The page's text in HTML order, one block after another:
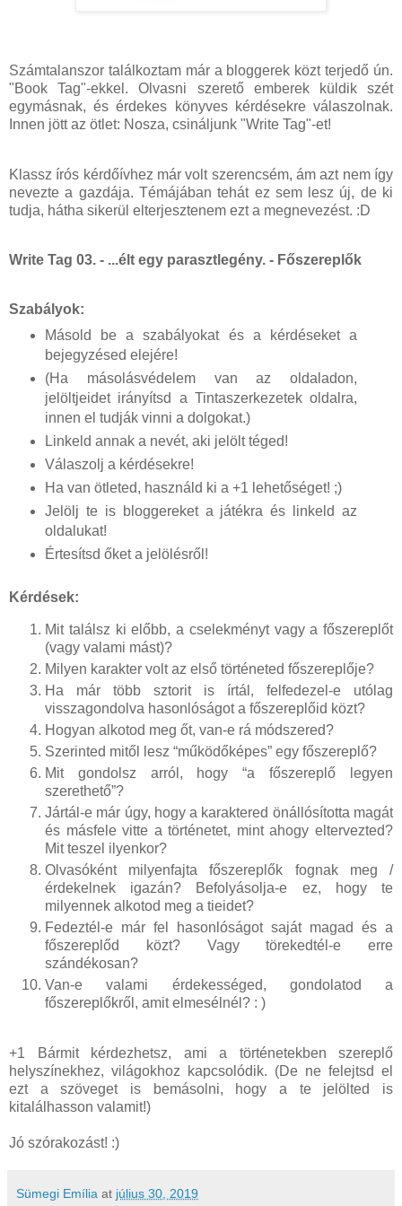
Számtalanszor találkoztam már a bloggerek közt terjedő ún.
"Book Tag"-ekkel. Olvasni szerető emberek küldik szét
egymásnak, és érdekes könyves kérdésekre válaszolnak.
Innen jött az ötlet: Nosza, csináljunk "Write Tag"-et!
Klassz írós kérdőívhez már volt szerencsém, ám azt nem így
nevezte a gazdája. Témájában tehát ez sem lesz új, de ki
tudja, hátha sikerül elterjesztenem ezt a megnevezést. :D
Write Tag 03. - ...élt egy parasztlegény. - Főszereplők
Szabályok:
Másold be a szabályokat és a kérdéseket a
bejegyzésed elejére!
(Ha másolásvédelem van az oldaladon,
jelöltjeidet irányítsd a Tintaszerkezetek oldalra,
innen el tudják vinni a dolgokat.)
Linkeld annak a nevét, aki jelölt téged!
Válaszolj a kérdésekre!
Ha van ötleted, használd ki a +1 lehetőséget! ;)
Jelölj te is bloggereket a játékra és linkeld az
oldalukat!
Értesítsd őket a jelölésről!
Kérdések:
Mit találsz ki előbb, a cselekményt vagy a főszereplőt
(vagy valami mást)?
Milyen karakter volt az első történeted főszereplője?
Ha már több sztorit is írtál, felfedezel-e utólag
visszagondolva hasonlóságot a főszereplőid közt?
Hogyan alkotod meg őt, van-e rá módszered?
Szerinted mitől lesz “működőképes” egy főszereplő?
Mit gondolsz arról, hogy “a főszereplő legyen
szerethető”?
Jártál-e már úgy, hogy a karaktered önállósította magát
és másfele vitte a történetet, mint ahogy eltervezted?
Mit teszel ilyenkor?
Olvasóként milyenfajta főszereplők fognak meg /
érdekelnek igazán? Befolyásolja-e ez, hogy te
milyennek alkotod meg a tieidet?
Fedeztél-e már fel hasonlóságot saját magad és a
főszereplőd közt? Vagy törekedtél-e erre
szándékosan?
Van-e valami érdekességed, gondolatod a
főszereplőkről, amit elmesélnél? : )
+1 Bármit kérdezhetsz, ami a történetekben szereplő
helyszínekhez, világokhoz kapcsolódik. (De ne felejtsd el
ezt a szöveget is bemásolni, hogy a te jelölted is
kitalálhasson valamit!)
Jó szórakozást! :)
Sümegi Emília at július 30, 2019